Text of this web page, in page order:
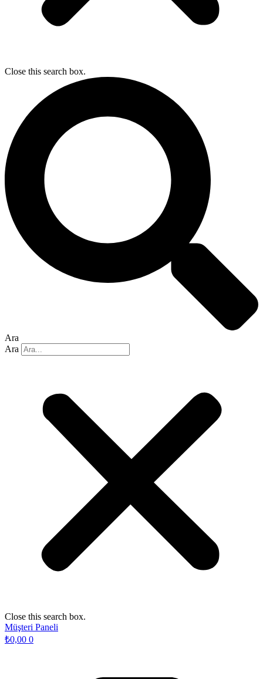
Close this search box.
Ara
Ara
Close this search box.
Müşteri Paneli
₺0,00 0